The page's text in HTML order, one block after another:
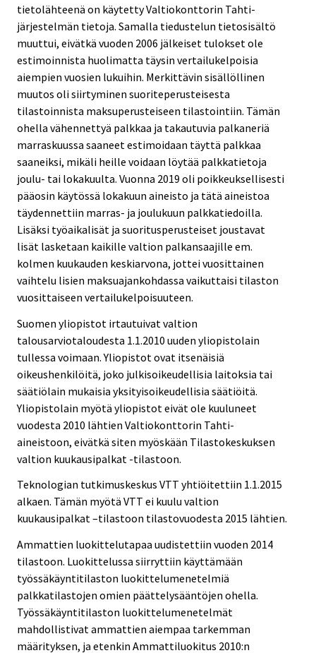
tietolähteenä on käytetty Valtiokonttorin Tahti-
järjestelmän tietoja. Samalla tiedustelun tietosisältö
muuttui, eivätkä vuoden 2006 jälkeiset tulokset ole
estimoinnista huolimatta täysin vertailukelpoisia
aiempien vuosien lukuihin. Merkittävin sisällöllinen
muutos oli siirtyminen suoriteperusteisesta
tilastoinnista maksuperusteiseen tilastointiin. Tämän
ohella vähennettyä palkkaa ja takautuvia palkaneriä
marraskuussa saaneet estimoidaan täyttä palkkaa
saaneiksi, mikäli heille voidaan löytää palkkatietoja
joulu- tai lokakuulta. Vuonna 2019 oli poikkeuksellisesti
pääosin käytössä lokakuun aineisto ja tätä aineistoa
täydennettiin marras- ja joulukuun palkkatiedoilla.
Lisäksi työaikalisät ja suoritusperusteiset joustavat
lisät lasketaan kaikille valtion palkansaajille em.
kolmen kuukauden keskiarvona, jottei vuosittainen
vaihtelu lisien maksuajankohdassa vaikuttaisi tilaston
vuosittaiseen vertailukelpoisuuteen.
Suomen yliopistot irtautuivat valtion
talousarviotaloudesta 1.1.2010 uuden yliopistolain
tullessa voimaan. Yliopistot ovat itsenäisiä
oikeushenkilöitä, joko julkisoikeudellisia laitoksia tai
säätiölain mukaisia yksityisoikeudellisia säätiöitä.
Yliopistolain myötä yliopistot eivät ole kuuluneet
vuodesta 2010 lähtien Valtiokonttorin Tahti-
aineistoon, eivätkä siten myöskään Tilastokeskuksen
valtion kuukausipalkat -tilastoon.
Teknologian tutkimuskeskus VTT yhtiöitettiin 1.1.2015
alkaen. Tämän myötä VTT ei kuulu valtion
kuukausipalkat –tilastoon tilastovuodesta 2015 lähtien.
Ammattien luokittelutapaa uudistettiin vuoden 2014
tilastoon. Luokittelussa siirryttiin käyttämään
työssäkäyntitilaston luokittelumenetelmiä
palkkatilastojen omien päättelysääntöjen ohella.
Työssäkäyntitilaston luokittelumenetelmät
mahdollistivat ammattien aiempaa tarkemman
määrityksen, ja etenkin Ammattiluokitus 2010:n